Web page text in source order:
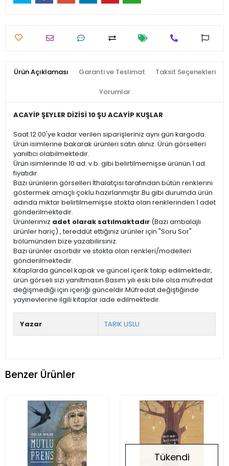
Ürün Açıklaması Garanti ve Teslimat Taksit Seçenekleri
Yorumlar
ACAYİP ŞEYLER DİZİSİ 10 ŞU ACAYİP KUŞLAR
Saat 12.00'ye kadar verilen siparişleriniz aynı gün kargoda.
Ürün isimlerine bakarak ürünleri satın alınız. Ürün görselleri
yanıltıcı olabilmektedir.
Ürün isimlerinde 10 ad. v.b. gibi belirtilmemişse ürünün 1 ad.
fiyatıdır.
Bazı ürünlerin görselleri İthalatçısı tarafından bütün renklerini
göstermek amaçlı çoklu hazırlanmıştır.Bu gibi durumda ürün
adında miktar belirtilmemişse stokta olan renklerinden 1 adet
gönderilmektedir.
Ürünlerimiz adet olarak satılmaktadır (Bazı ambalajlı
ürünler hariç) , tereddüt ettiğiniz ürünler için "Soru Sor"
bölümünden bize yazabilirsiniz.
Bazı ürünler asortidir ve stokta olan renkleri/modelleri
gönderilmektedir.
Kitaplarda güncel kapak ve güncel içerik takip edilmektedir,
ürün görseli sizi yanıltmasın.Basım yılı eski bile olsa müfredat
değişmediği için içeriği günceldir.Müfredat değiştiğinde
yayınevlerine ilgili kitaplar iade edilmektedir.
Yazar TARIK USLU
Benzer Ürünler
Tükendi